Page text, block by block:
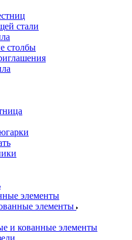
стали
столбы
элементы
элементы
и кованные элементы